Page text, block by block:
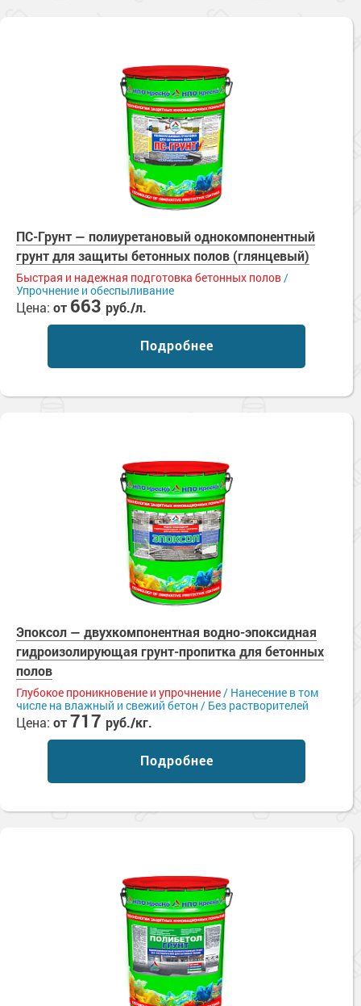
ПС-Грунт — полиуретановый однокомпонентный
грунт для защиты бетонных полов (глянцевый)
Быстрая и надежная подготовка бетонных полов/
Упрочнение и обеспыливание
Цена: от 663 руб./л.
Подробнее
Эпоксол — двухкомпонентная водно-эпоксидная
гидроизолирующая грунт-пропитка для бетонных
полов
Глубокое проникновение и упрочнение/ Нанесение в том
числе на влажный и свежий бетон / Без растворителей
Цена: от717 руб./кг.
Подробнее